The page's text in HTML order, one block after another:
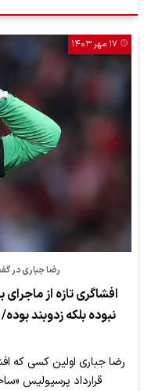
۱۷ مهر ۱۴۰۳
رضا جباری در
نبوده بلکه زدوبند
رضا جباری اولین کسی که
قرارداد پرسپولیس